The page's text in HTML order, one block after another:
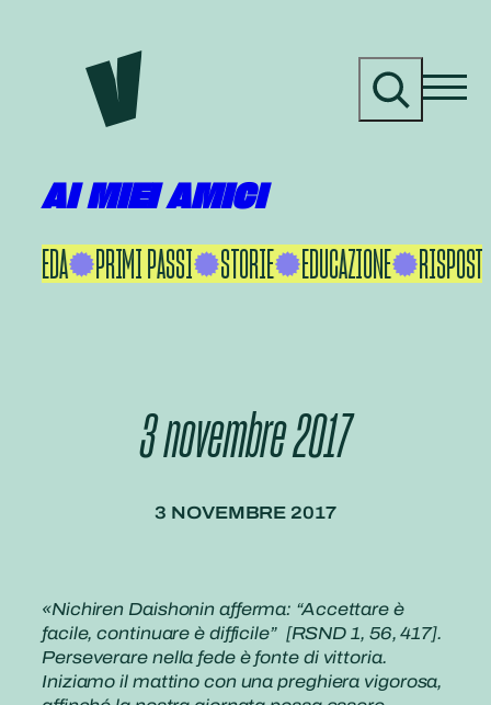
contenuto
r
AI MIEI AMICI
IKEDA PRIMI PASSI STORIE EDUCAZIONE
3 novembre 2017
3 NOVEMBRE 2017
«Nichiren Daishonin afferma: “Accettare è
facile, continuare è difficile” [RSND 1, 56, 417].
Perseverare nella fede è fonte di vittoria.
Iniziamo il mattino con una preghiera vigorosa,